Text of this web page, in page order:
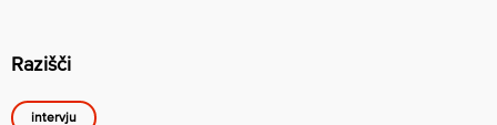
Razišči
intervju